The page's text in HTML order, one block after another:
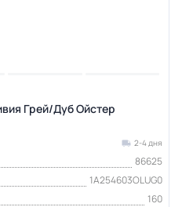
Грей/Дуб Ойстер
2-4 дня
86625
1A254603OLUG0
160